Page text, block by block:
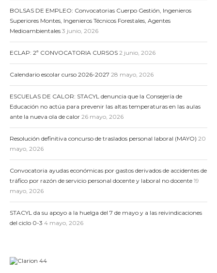
BOLSAS DE EMPLEO: Convocatorias Cuerpo Gestión, Ingenieros
Superiores Montes, Ingenieros Técnicos Forestales, Agentes
Medioambientales 3 junio, 2026
ECLAP: 2ª CONVOCATORIA CURSOS 2 junio, 2026
Calendario escolar curso 2026-2027 28 mayo, 2026
ESCUELAS DE CALOR: STACYL denuncia que la Consejería de
Educación no actúa para prevenir las altas temperaturas en las aulas
ante la nueva ola de calor 26 mayo, 2026
Resolución definitiva concurso de traslados personal laboral (MAYO) 20
mayo, 2026
Convocatoria ayudas económicas por gastos derivados de accidentes de
tráfico por razón de servicio personal docente y laboral no docente 19
mayo, 2026
STACYL da su apoyo a la huelga del 7 de mayo y a las reivindicaciones
del ciclo 0-3 4 mayo, 2026